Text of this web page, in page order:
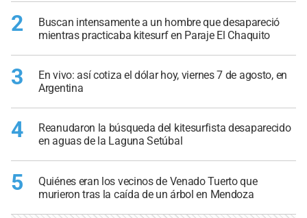
2
Buscan intensamente a un hombre que desapareció
mientras practicaba kitesurf en Paraje El Chaquito
3
En vivo: así cotiza el dólar hoy, viernes 7 de agosto, en
Argentina
4
Reanudaron la búsqueda del kitesurfista desaparecido
en aguas de la Laguna Setúbal
5
Quiénes eran los vecinos de Venado Tuerto que
murieron tras la caída de un árbol en Mendoza